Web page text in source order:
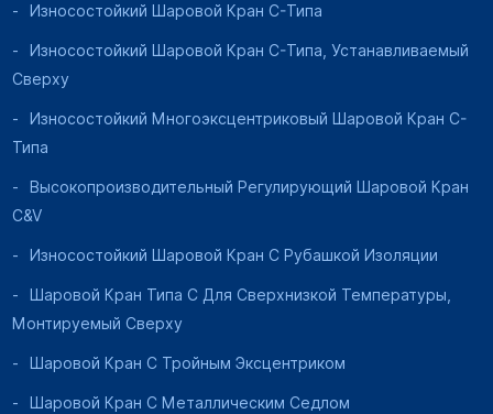
Износостойкий Шаровой Кран C-Типа
Износостойкий Шаровой Кран C-Типа, Устанавливаемый
Сверху
Износостойкий Многоэксцентриковый Шаровой Кран C-
Типа
Высокопроизводительный Регулирующий Шаровой Кран
C&V
Износостойкий Шаровой Кран С Рубашкой Изоляции
Шаровой Кран Типа C Для Сверхнизкой Температуры,
Монтируемый Сверху
Шаровой Кран С Тройным Эксцентриком
Шаровой Кран С Металлическим Седлом